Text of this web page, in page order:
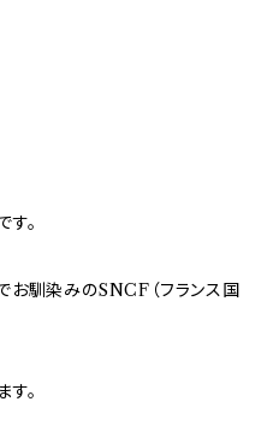
。
お馴染みのSNCF（フランス国
。